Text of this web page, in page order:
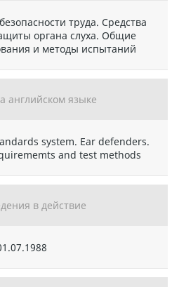
труда. Средства
органа слуха. Общие
и методы испытаний
английском языке
system. Ear defenders.
and test methods
в действие